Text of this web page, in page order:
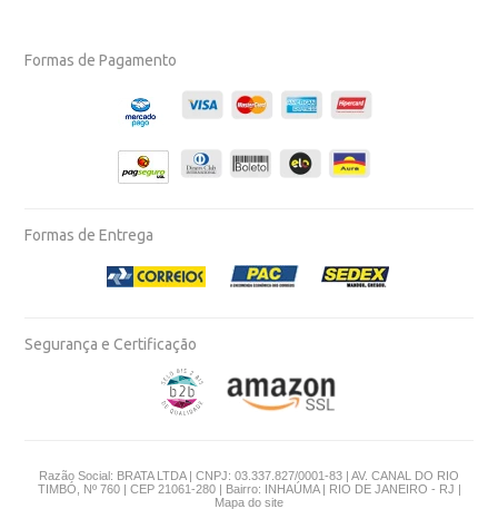
Formas de Pagamento
Formas de Entrega
Segurança e Certificação
Razão Social: BRATA LTDA | CNPJ: 03.337.827/0001-83 | AV. CANAL DO RIO
TIMBÓ, Nº 760 | CEP 21061-280 | Bairro: INHAÚMA | RIO DE JANEIRO - RJ |
Mapa do site